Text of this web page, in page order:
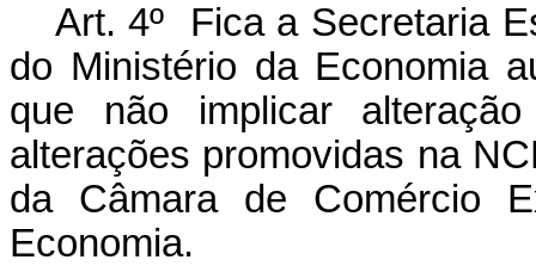
Art. 4º Fica a Secretaria
do Ministério da Economia
que não implicar
alterações promovidas na
da Câmara de Comércio
Economia.